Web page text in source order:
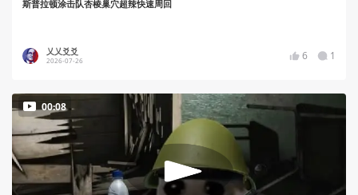
斯普拉顿涂击队杏棱巢穴超辣快速周回
乂乂爻爻
2026-07-26 6 1
00:08